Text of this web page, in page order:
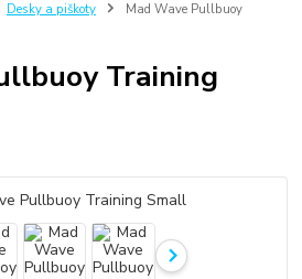
Desky a piškoty
Mad Wave Pullbuoy
Training